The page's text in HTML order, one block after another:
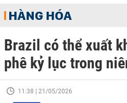
HÀNG HÓA
Brazil có thể xuất
phê kỷ lục trong
11:38 | 21/05/2026